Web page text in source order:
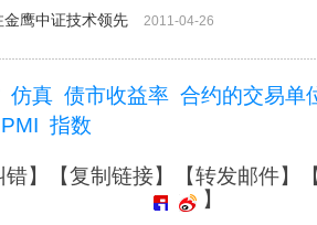
鹰中证技术领先
2011-04-26
仿真 债市收益率 合约的交易单
PMI 指数
错】【复制链接】【转发邮件】
】